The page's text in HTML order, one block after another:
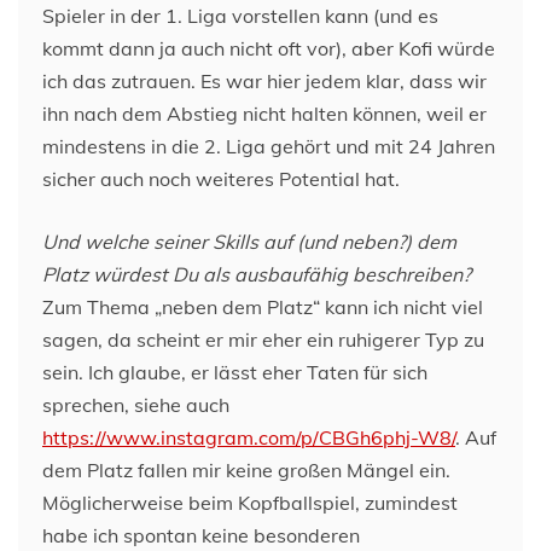
Spieler in der 1. Liga vorstellen kann (und es
kommt dann ja auch nicht oft vor), aber Kofi würde
ich das zutrauen. Es war hier jedem klar, dass wir
ihn nach dem Abstieg nicht halten können, weil er
mindestens in die 2. Liga gehört und mit 24 Jahren
sicher auch noch weiteres Potential hat.
Und welche seiner Skills auf (und neben?) dem
Platz würdest Du als ausbaufähig beschreiben?
Zum Thema „neben dem Platz“ kann ich nicht viel
sagen, da scheint er mir eher ein ruhigerer Typ zu
sein. Ich glaube, er lässt eher Taten für sich
sprechen, siehe auch
https://www.instagram.com/p/CBGh6phj-W8/. Auf
dem Platz fallen mir keine großen Mängel ein.
Möglicherweise beim Kopfballspiel, zumindest
habe ich spontan keine besonderen